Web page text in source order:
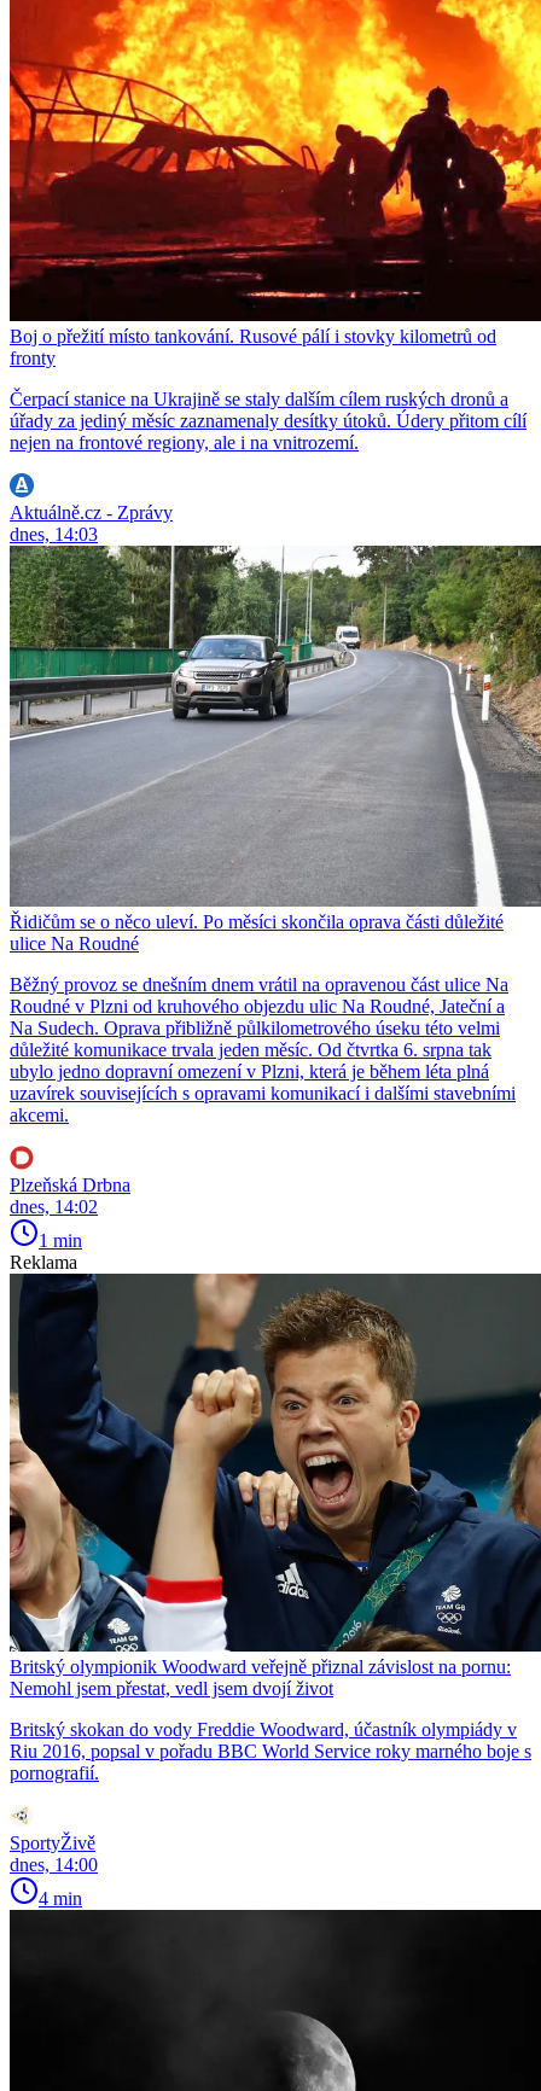
Boj o přežití místo tankování. Rusové pálí i stovky kilometrů od
fronty
Čerpací stanice na Ukrajině se staly dalším cílem ruských dronů a
úřady za jediný měsíc zaznamenaly desítky útoků. Údery přitom cílí
nejen na frontové regiony, ale i na vnitrozemí.
Aktuálně.cz - Zprávy
dnes, 14:03
Řidičům se o něco uleví. Po měsíci skončila oprava části důležité
ulice Na Roudné
Běžný provoz se dnešním dnem vrátil na opravenou část ulice Na
Roudné v Plzni od kruhového objezdu ulic Na Roudné, Jateční a
Na Sudech. Oprava přibližně půlkilometrového úseku této velmi
důležité komunikace trvala jeden měsíc. Od čtvrtka 6. srpna tak
ubylo jedno dopravní omezení v Plzni, která je během léta plná
uzavírek souvisejících s opravami komunikací i dalšími stavebními
akcemi.
Plzeňská Drbna
dnes, 14:02
1 min
Reklama
Britský olympionik Woodward veřejně přiznal závislost na pornu:
Nemohl jsem přestat, vedl jsem dvojí život
Britský skokan do vody Freddie Woodward, účastník olympiády v
Riu 2016, popsal v pořadu BBC World Service roky marného boje s
pornografií.
SportyŽivě
dnes, 14:00
4 min